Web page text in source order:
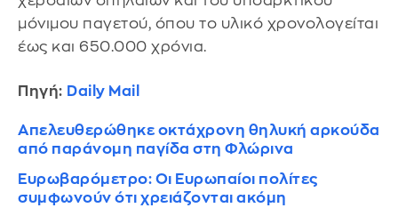
μόνιμου παγετού, όπου το υλικό χρονολογείται
έως και 650.000 χρόνια.
Πηγή: Daily Mail
Απελευθερώθηκε οκτάχρονη θηλυκή αρκούδα
από παράνομη παγίδα στη Φλώρινα
Ευρωβαρόμετρο: Οι Ευρωπαίοι πολίτες
συμφωνούν ότι χρειάζονται ακόμη